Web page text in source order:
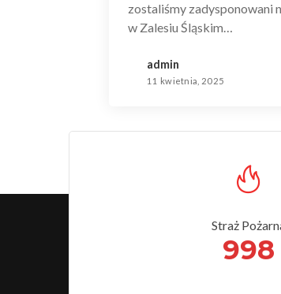
zostaliśmy zadysponowani
w Zalesiu Śląskim…
admin
11 kwietnia, 2025
Straż
998